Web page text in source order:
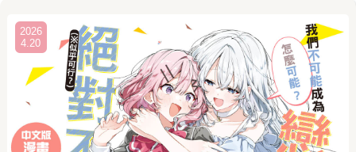
2026
4.20